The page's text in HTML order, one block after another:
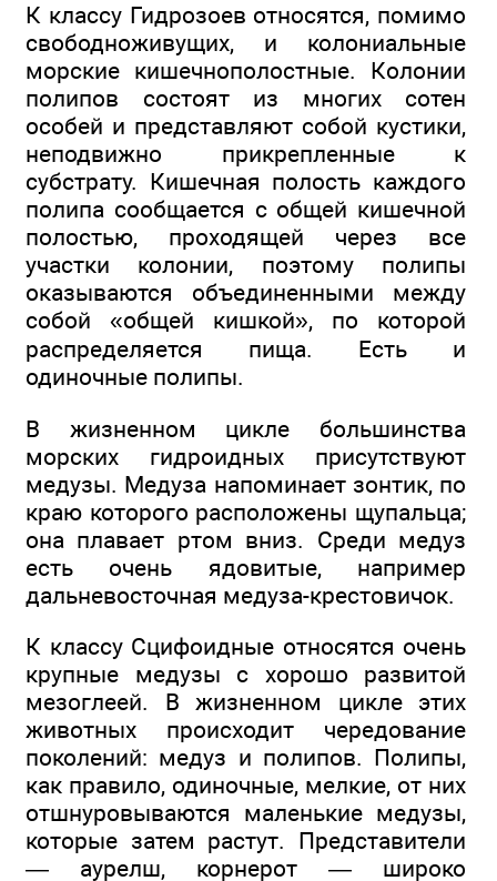
К классу Гидрозоев относятся, помимо
свободноживущих, и колониальные
морские кишечнополостные. Колонии
полипов состоят из многих сотен
особей и представляют собой кустики,
неподвижно прикрепленные к
субстрату. Кишечная полость каждого
полипа сообщается с общей кишечной
полостью, проходящей через все
участки колонии, поэтому полипы
оказываются объединенными между
собой «общей кишкой», по которой
распределяется пища. Есть и
одиночные полипы.
В жизненном цикле большинства
морских гидроидных присутствуют
медузы. Медуза напоминает зонтик, по
краю которого расположены щупальца;
она плавает ртом вниз. Среди медуз
есть очень ядовитые, например
дальневосточная медуза-крестовичок.
К классу Сцифоидные относятся очень
крупные медузы с хорошо развитой
мезоглеей. В жизненном цикле этих
животных происходит чередование
поколений: медуз и полипов. Полипы,
как правило, одиночные, мелкие, от них
отшнуровываются маленькие медузы,
которые затем растут. Представители
— аурелш, корнерот — широко